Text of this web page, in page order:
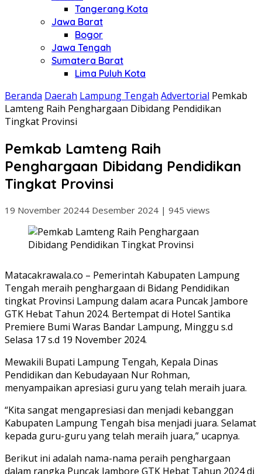
Tangerang Kota
Jawa Barat
Bogor
Jawa Tengah
Sumatera Barat
Lima Puluh Kota
Beranda Daerah Lampung Tengah Advertorial Pemkab
Lamteng Raih Penghargaan Dibidang Pendidikan
Tingkat Provinsi
Pemkab Lamteng Raih
Penghargaan Dibidang Pendidikan
Tingkat Provinsi
19 November 20244 Desember 2024 | 945 views
Matacakrawala.co – Pemerintah Kabupaten Lampung
Tengah meraih penghargaan di Bidang Pendidikan
tingkat Provinsi Lampung dalam acara Puncak Jambore
GTK Hebat Tahun 2024. Bertempat di Hotel Santika
Premiere Bumi Waras Bandar Lampung, Minggu s.d
Selasa 17 s.d 19 November 2024.
Mewakili Bupati Lampung Tengah, Kepala Dinas
Pendidikan dan Kebudayaan Nur Rohman,
menyampaikan apresiasi guru yang telah meraih juara.
“Kita sangat mengapresiasi dan menjadi kebanggan
Kabupaten Lampung Tengah bisa menjadi juara. Selamat
kepada guru-guru yang telah meraih juara,” ucapnya.
Berikut ini adalah nama-nama peraih penghargaan
dalam rangka Puncak Jambore GTK Hebat Tahun 2024 di